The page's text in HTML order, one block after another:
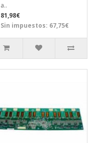
a..
81,98€
Sin impuestos: 67,75€